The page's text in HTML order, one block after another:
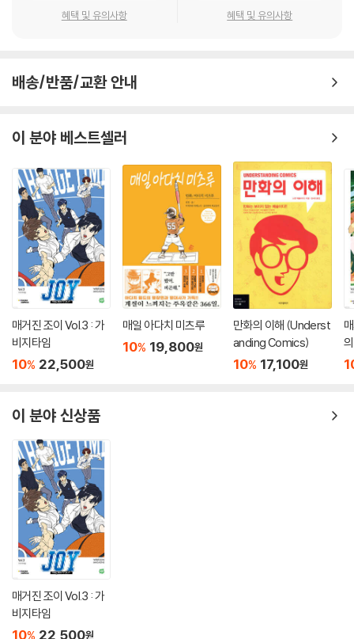
는 관점에서 보자면 모든 인물들이 작품 초반에 제기되었던 문제적 상황에
상화했다. 시대와 국경을 초월한 마틴과 존의 사랑 이야기는 총 11개의 에
피소드로 구성되어 있다. 각 단편에는 별도의 제목이 붙어있지 않고, ‘#0’,
‘#1’, ‘#2’와 같이 숫자로만 그 순서를 나누었다. 각 에피소드의 분량은 스
케치 같은 형식의 짧은 분량에서 단행본 3∼4권 정도의 장편 분량까지 다
양하다. 각 에피소드는 한국과 서양 그리고 상상적 우주 세계까지 공간적
배경으로 활용하고 있으며 시간적 배경도 중세 유럽, 한국의 조선시대와
같은 과거에서 현재 그리고 상상적 미래까지 다루고 있다.
－‘우리 모두의 퀴어물, 「마틴 앤 존」’ 중에서
혜택 및 유의사항 혜택 및 유의사항
배송/반품/교환 안내
이 분야 베스트셀러
매거진 조이 Vol.3 : 가
비지타임
10% 22,500원
매일 아다치 미츠루
10% 19,800원
만화의 이해 (Underst
anding Comics)
10% 17,100원
이 분야 신상품
매거진 조이 Vol.3 : 가
비지타임
10% 22,500원